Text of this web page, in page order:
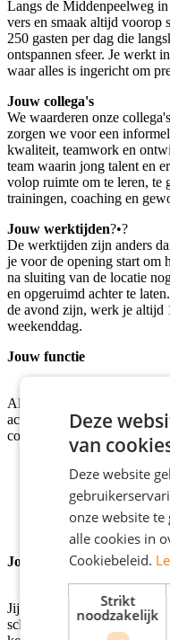
Langs de Middenpeelweg
vers en smaak altijd voorop
250 gasten per dag die
ontspannen sfeer. Je werkt
waar alles is ingericht om
Jouw collega's
We waarderen onze
zorgen we voor een
kwaliteit, teamwork en
team waarin jong talent en
volop ruimte om te leren, te
trainingen, coaching en
Jouw werktijden?•?
De werktijden zijn anders
je voor de opening start om
na sluiting van de locatie
en opgeruimd achter te
de avond zijn, werk je altijd
weekenddag.
Jouw functie
Als Horecamedewerker bij
actie. Je springt bij waar je
counter of op de vloer. Jij
Je verwelkomt
Je bereidt verse
kleurrijke salades, of
Je houdt je werkplek
Samen met je
Jouw ingrediënten
Jij krijgt energie van een
schoenen. Als
Deze
van
Deze website
onze website
alle cookies in
Cookiebeleid.
Strikt
noodzakelijk